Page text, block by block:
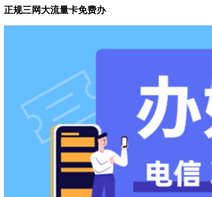
正规三网大流量卡免费办